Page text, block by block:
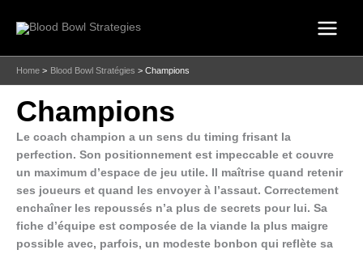
Home Blood Bowl Stratégies Champions
Champions
Le coach champion a un sens du timing frisant la
perfection. Son positionnement est impeccable et couvre
un maximum d’espace de jeu utile. Il maîtrise quand retenir
ses joueurs et quand les envoyer à l’assaut. Correctement
enchaîner les repoussés n’a plus de secrets pour lui. Sa
fiche d’équipe est composée de la viande la plus maigre
possible avec, parfois, un modeste bonbon qui reflète sa